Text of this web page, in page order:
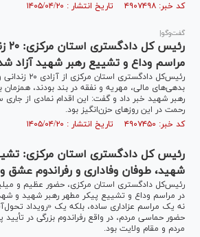
کد خبر: ۴۹۰۷۴۹۸ تاریخ انتشار : ۱۴۰۵/۰۴/۲۰
گفت‌و‌گو|
مراسم وداع و تشییع رهبر شهید آزاد
رئیس‌کل
بدهی‌های مالی، مهریه و نفقه در بند بودند،
رهبر شهید خبر داد و گفت: این اقدام نمادی از
رحمت در این روز‌های حزن‌انگیز بود.
کد خبر: ۴۹۰۷۴۵۰ تاریخ انتشار : ۱۴۰۵/۰۴/۲۰
رئیس کل دادگستری استان مرکزی:
شهید، طوفان وفاداری و رفراندوم عشق
رئیس‌کل دادگستری استان مرکزی، حضور عظیم و
در مراسم وداع و تشییع پیکر مطهر رهبر شهید و
نه یک مراسم عزاداری ساده، بلکه یک «رویداد
حضور حماسی مردم، در واقع رفراندوم بزرگی در
مردم و مقام ولایت بود.